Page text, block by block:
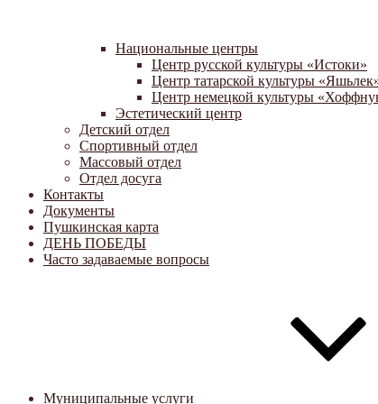
Национальные центры
Центр русской культуры «Истоки»
Центр татарской культуры
Центр немецкой культуры
Эстетический центр
Детский отдел
Спортивный отдел
Массовый отдел
Отдел досуга
Контакты
Документы
Пушкинская карта
ДЕНЬ ПОБЕДЫ
Часто задаваемые вопросы
Муниципальные услуги